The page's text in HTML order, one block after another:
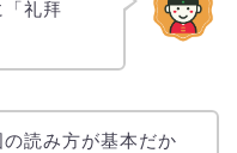
礼拜
読み方が基本だか